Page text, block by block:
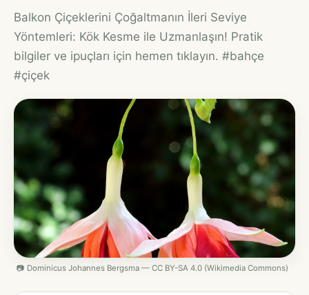
Balkon Çiçeklerini Çoğaltmanın İleri Seviye
Yöntemleri: Kök Kesme ile Uzmanlaşın! Pratik
bilgiler ve ipuçları için hemen tıklayın. #bahçe
#çiçek
📷 Dominicus Johannes Bergsma — CC BY-SA 4.0 (Wikimedia Commons)